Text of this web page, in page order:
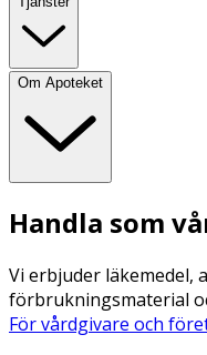
Om Apoteket
Handla som
Vi erbjuder läkemedel,
förbrukningsmaterial
För vårdgivare och